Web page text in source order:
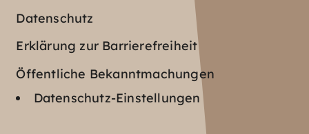
Datenschutz
Erklärung zur Barrierefreiheit
Öffentliche Bekanntmachungen
Datenschutz-Einstellungen